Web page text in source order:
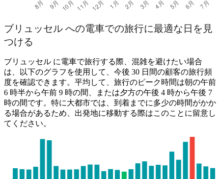
ブリュッセル への電車での旅行に最適な日を見
つける
ブリュッセル に電車で旅行する際、混雑を避けたい場合
は、以下のグラフを使用して、今後 30 日間の顧客の旅行頻
度を確認できます。平均して、旅行のピーク時間は朝の午前
6 時半から午前 9 時の間、または夕方の午後 4 時から午後 7
時の間です。特に大都市では、到着までに多少の時間がかか
る場合があるため、出発地に移動する際はこのことに留意し
てください。